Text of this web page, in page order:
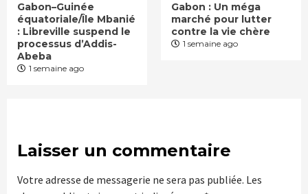
Gabon–Guinée
équatoriale/Île Mbanié
: Libreville suspend le
processus d’Addis-
Abeba
1 semaine ago
Gabon : Un méga
marché pour lutter
contre la vie chère
1 semaine ago
Laisser un commentaire
Votre adresse de messagerie ne sera pas publiée. Les